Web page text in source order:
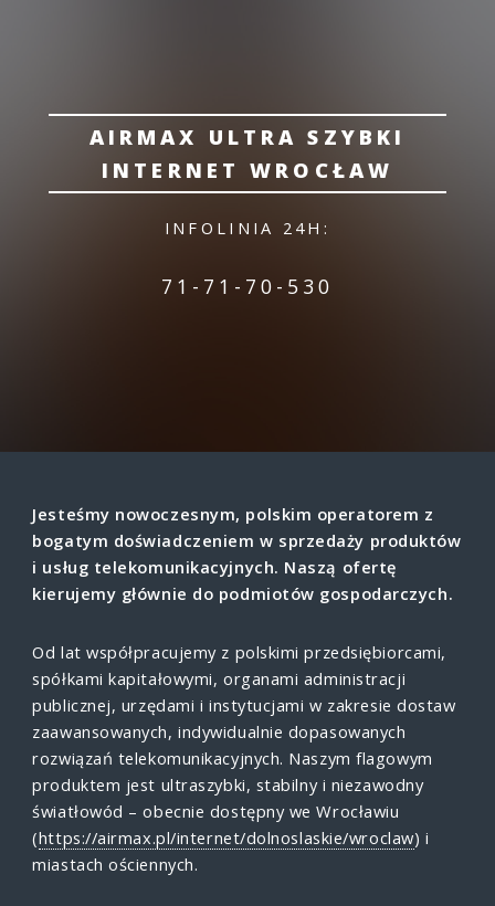
AIRMAX ULTRA SZYBKI
INTERNET WROCŁAW
INFOLINIA 24H:
71-71-70-530
Jesteśmy nowoczesnym, polskim operatorem z
bogatym doświadczeniem w sprzedaży produktów
i usług telekomunikacyjnych. Naszą ofertę
kierujemy głównie do podmiotów gospodarczych.
Od lat współpracujemy z polskimi przedsiębiorcami,
spółkami kapitałowymi, organami administracji
publicznej, urzędami i instytucjami w zakresie dostaw
zaawansowanych, indywidualnie dopasowanych
rozwiązań telekomunikacyjnych. Naszym flagowym
produktem jest ultraszybki, stabilny i niezawodny
światłowód – obecnie dostępny we Wrocławiu
(https://airmax.pl/internet/dolnoslaskie/wroclaw) i
miastach ościennych.